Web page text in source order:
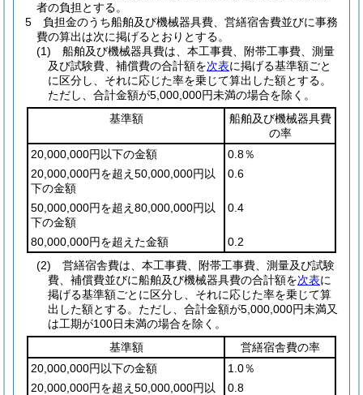
者の負担とする。
5
負担金のうち船舶及び機械器具費、営繕宿舎費並びに事務
費の算出は次に掲げるとおりとする。
(1)
船舶及び機械器具費は、本工事費、附帯工事費、測量
及び試験費、補償費の合計額を次表に掲げる基準額ごと
に区分し、それに応じた率を乗じて算出した額とする。
ただし、合計金額が5,000,000円未満の場合を除く。
基準額
船舶及び機械器具費
の率
20,000,000円以下の金額
0.8％
20,000,000円を超え50,000,000円以
下の金額
0.6
50,000,000円を超え80,000,000円以
下の金額
0.4
80,000,000円を超えた金額
0.2
(2)
営繕宿舎費は、本工事費、附帯工事費、測量及び試験
費、補償費並びに船舶及び機械器具費の合計額を次表に
掲げる基準額ごとに区分し、それに応じた率を乗じて算
出した額とする。 ただし、合計金額が5,000,000円未満又
は工期が100日未満の場合を除く。
基準額
営繕宿舎費の率
20,000,000円以下の金額
1.0％
20,000,000円を超え50,000,000円以
0.8